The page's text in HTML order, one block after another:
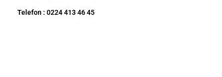
Telefon : 0224 413 46 45